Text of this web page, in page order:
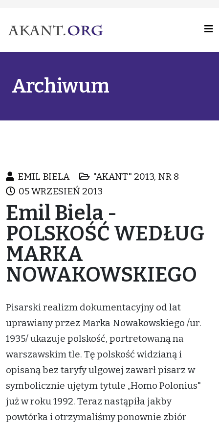
Archiwum
EMIL BIELA
"AKANT" 2013, NR 8
05 WRZESIEŃ 2013
Emil Biela -
POLSKOŚĆ WEDŁUG
MARKA
NOWAKOWSKIEGO
Pisarski realizm dokumentacyjny od lat
uprawiany przez Marka Nowakowskiego /ur.
1935/ ukazuje polskość, portretowaną na
warszawskim tle. Tę polskość widzianą i
opisaną bez taryfy ulgowej zawarł pisarz w
symbolicznie ujętym tytule „Homo Polonius"
już w roku 1992. Teraz nastąpiła jakby
powtórka i otrzymaliśmy ponownie zbiór